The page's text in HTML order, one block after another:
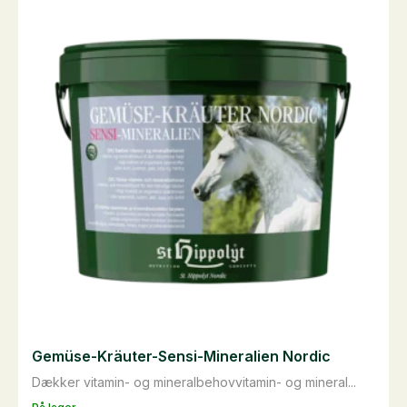
Mulighederne
vælges
varesiden
Dækker vitamin- og mineralbehovvitamin- og mineral...
Gemüse-Kräuter-Sensi-Mineralien Nordic